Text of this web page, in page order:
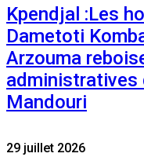
Kpendjal :Les
Dametoti
Arzouma
administratives
Mandouri
29 juillet 2026